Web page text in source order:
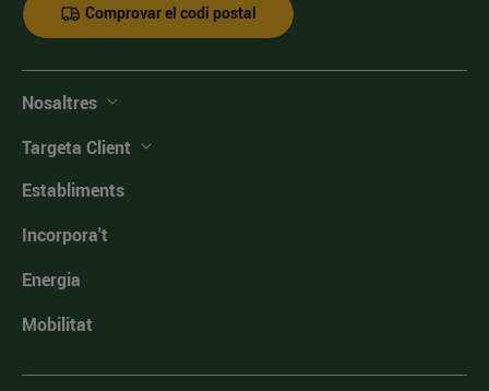
Comprovar el codi postal
Nosaltres
Targeta Client
Establiments
Incorpora't
Energia
Mobilitat